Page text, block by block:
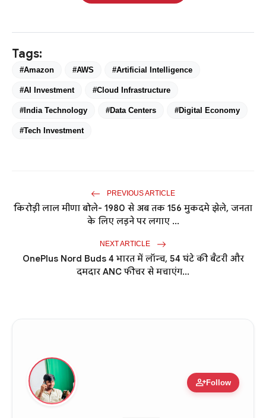
Tags:
#Amazon #AWS #Artificial Intelligence
#AI Investment #Cloud Infrastructure
#India Technology #Data Centers #Digital Economy
#Tech Investment
PREVIOUS ARTICLE
किरोड़ी लाल मीणा बोले- 1980 से अब तक 156 मुकदमे झेले, जनता
के लिए लड़ने पर लगाए ...
NEXT ARTICLE
OnePlus Nord Buds 4 भारत में लॉन्च, 54 घंटे की बैटरी और
दमदार ANC फीचर से मचाएंग...
person_addFollow